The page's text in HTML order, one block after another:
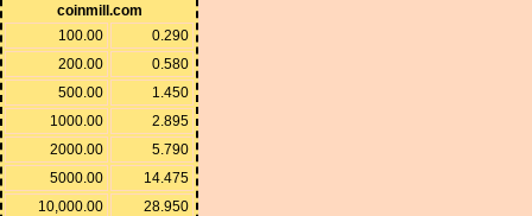
coinmill.com
100.00
0.290
200.00
0.580
500.00
1.450
1000.00
2.895
2000.00
5.790
5000.00
14.475
10,000.00
28.950